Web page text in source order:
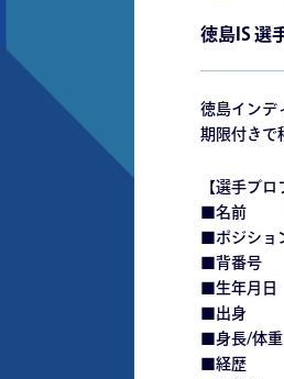
徳島IS 選
徳島インデ
期限付きで
【選手プロ
■名前 斎
■ポジショ
■背番
■生年月
■出身
■身長/体
■経歴 近